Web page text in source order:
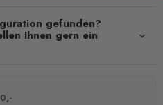
gefunden?
Ihnen gern ein